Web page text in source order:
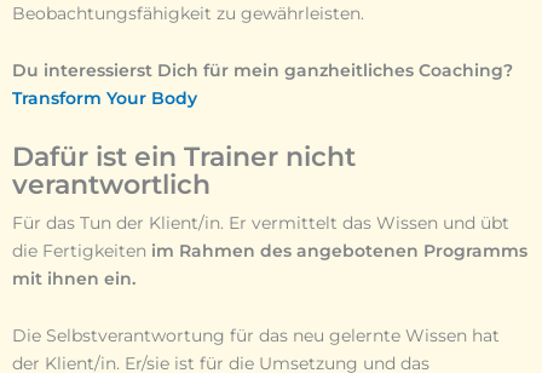
Beobachtungsfähigkeit zu gewährleisten.
Du interessierst Dich für mein ganzheitliches Coaching?
Transform Your Body
Dafür ist ein Trainer nicht
verantwortlich
Für das Tun der Klient/in. Er vermittelt das Wissen und übt
die Fertigkeiten im Rahmen des angebotenen Programms
mit ihnen ein.
Die Selbstverantwortung für das neu gelernte Wissen hat
der Klient/in. Er/sie ist für die Umsetzung und das